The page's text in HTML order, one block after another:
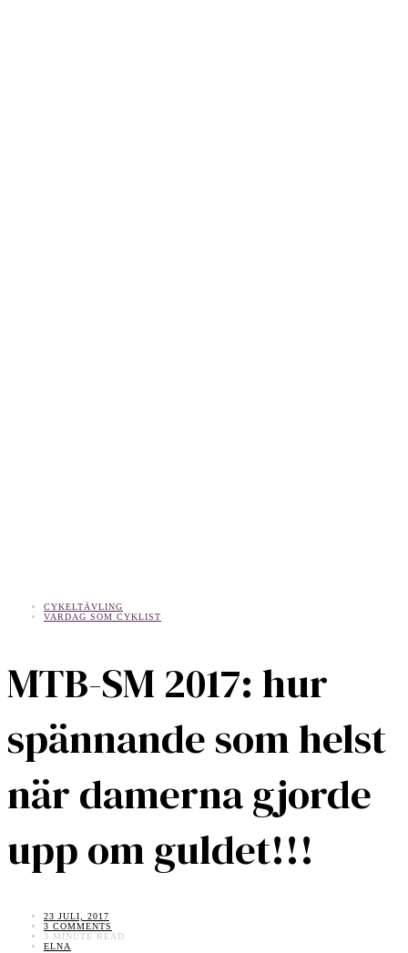
CYKELTÄVLING
VARDAG SOM CYKLIST
MTB-SM 2017: hur
spännande som helst
när damerna gjorde
upp om guldet!!!
23 JULI, 2017
3 COMMENTS
3 MINUTE READ
ELNA